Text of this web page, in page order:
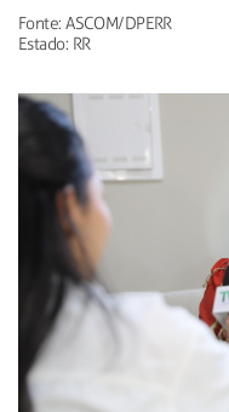
Fonte: ASCOM/DPERR
Estado: RR